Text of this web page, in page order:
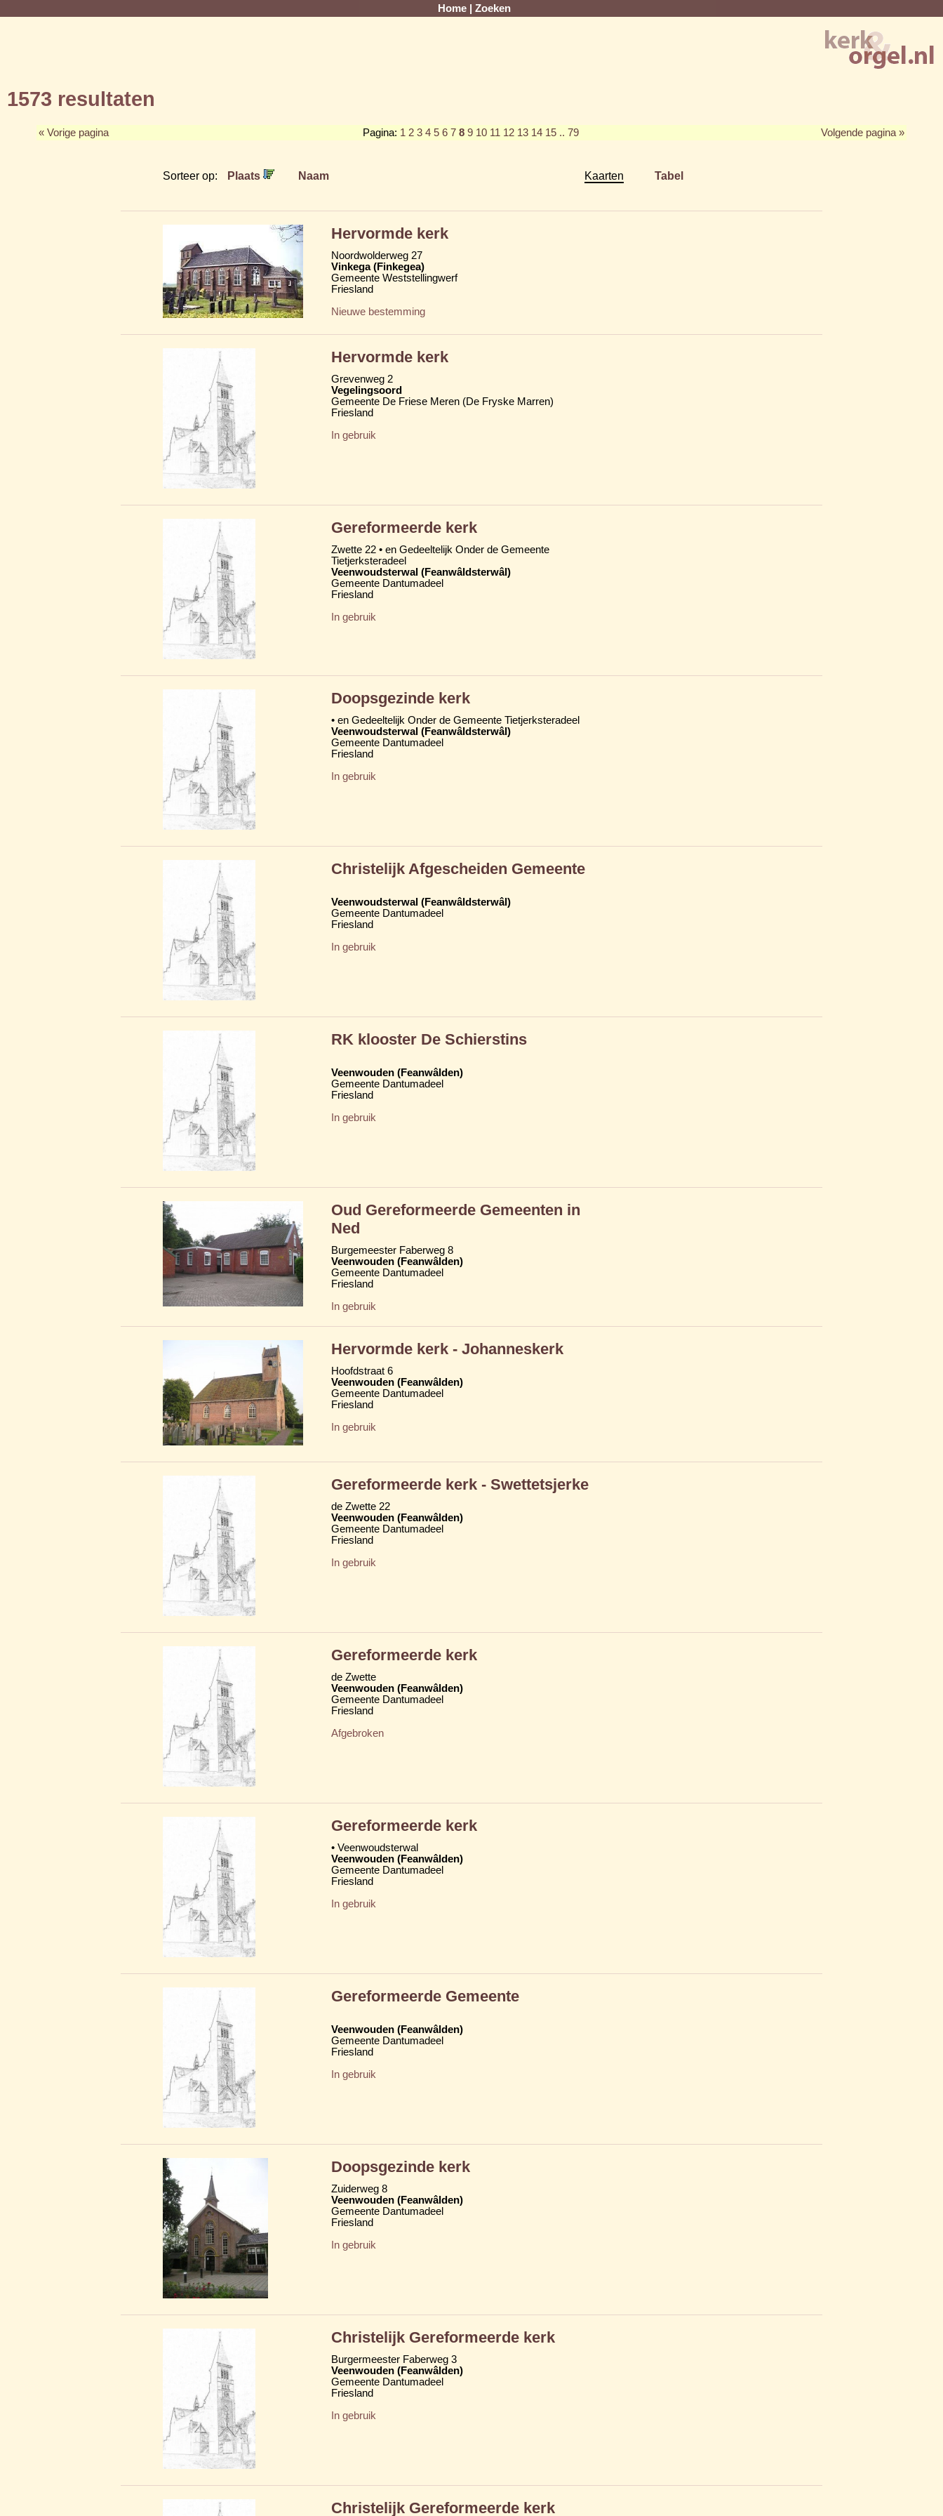
Home Zoeken
1573 resultaten
« Vorige pagina Pagina: 1 2 3 4 5 6 7 8 9 10 11 12 13 14 15 .. 79 Volgende pagina »
Sorteer op: Plaats Naam Kaarten Tabel
Hervormde kerk
Noordwolderweg 27
Vinkega (Finkegea)
Gemeente Weststellingwerf
Friesland
Nieuwe bestemming
Hervormde kerk
Grevenweg 2
Vegelingsoord
Gemeente De Friese Meren (De Fryske Marren)
Friesland
In gebruik
Gereformeerde kerk
Zwette 22 • en Gedeeltelijk Onder de Gemeente
Tietjerksteradeel
Veenwoudsterwal (Feanwâldsterwâl)
Gemeente Dantumadeel
Friesland
In gebruik
Doopsgezinde kerk
• en Gedeeltelijk Onder de Gemeente Tietjerksteradeel
Veenwoudsterwal (Feanwâldsterwâl)
Gemeente Dantumadeel
Friesland
In gebruik
Christelijk Afgescheiden Gemeente
Veenwoudsterwal (Feanwâldsterwâl)
Gemeente Dantumadeel
Friesland
In gebruik
RK klooster De Schierstins
Veenwouden (Feanwâlden)
Gemeente Dantumadeel
Friesland
In gebruik
Oud Gereformeerde Gemeenten in
Ned
Burgemeester Faberweg 8
Veenwouden (Feanwâlden)
Gemeente Dantumadeel
Friesland
In gebruik
Hervormde kerk - Johanneskerk
Hoofdstraat 6
Veenwouden (Feanwâlden)
Gemeente Dantumadeel
Friesland
In gebruik
Gereformeerde kerk - Swettetsjerke
de Zwette 22
Veenwouden (Feanwâlden)
Gemeente Dantumadeel
Friesland
In gebruik
Gereformeerde kerk
de Zwette
Veenwouden (Feanwâlden)
Gemeente Dantumadeel
Friesland
Afgebroken
Gereformeerde kerk
• Veenwoudsterwal
Veenwouden (Feanwâlden)
Gemeente Dantumadeel
Friesland
In gebruik
Gereformeerde Gemeente
Veenwouden (Feanwâlden)
Gemeente Dantumadeel
Friesland
In gebruik
Doopsgezinde kerk
Zuiderweg 8
Veenwouden (Feanwâlden)
Gemeente Dantumadeel
Friesland
In gebruik
Christelijk Gereformeerde kerk
Burgermeester Faberweg 3
Veenwouden (Feanwâlden)
Gemeente Dantumadeel
Friesland
In gebruik
Christelijk Gereformeerde kerk